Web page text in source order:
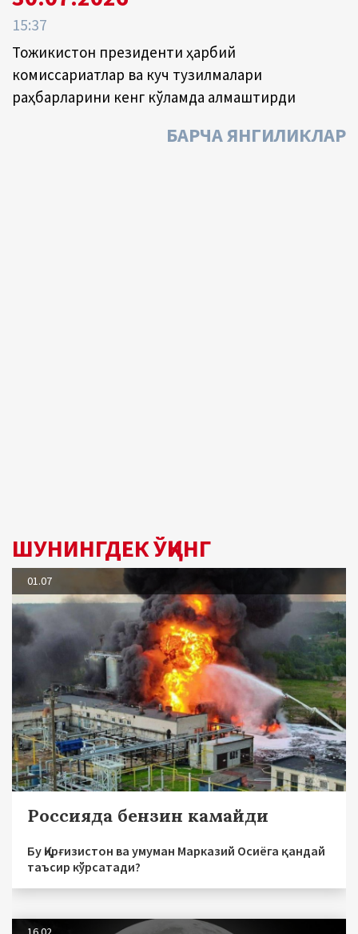
15:37
Тожикистон президенти ҳарбий
комиссариатлар ва куч тузилмалари
раҳбарларини кенг кўламда алмаштирди
БАРЧА ЯНГИЛИКЛАР
ШУНИНГДЕК ЎҚИНГ
01.07
Россияда бензин камайди
Бу Қирғизистон ва умуман Марказий Осиёга қандай
таъсир кўрсатади?